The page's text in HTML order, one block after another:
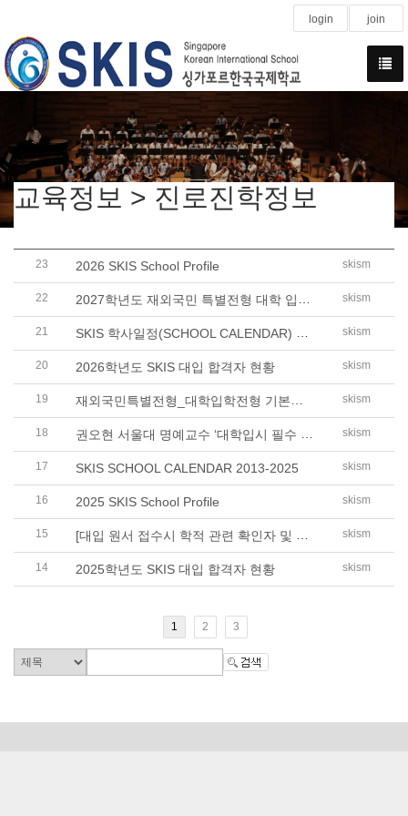
login join
교육정보 > 진로진학정보
23 2026 SKIS School Profile skism
22 skism
21 skism
20 2026학년도 SKIS 대입 합격자 현황 skism
19 skism
18 skism
17 SKIS SCHOOL CALENDAR 2013-2025 skism
16 2025 SKIS School Profile skism
15 skism
14 2025학년도 SKIS 대입 합격자 현황 skism
1 2 3